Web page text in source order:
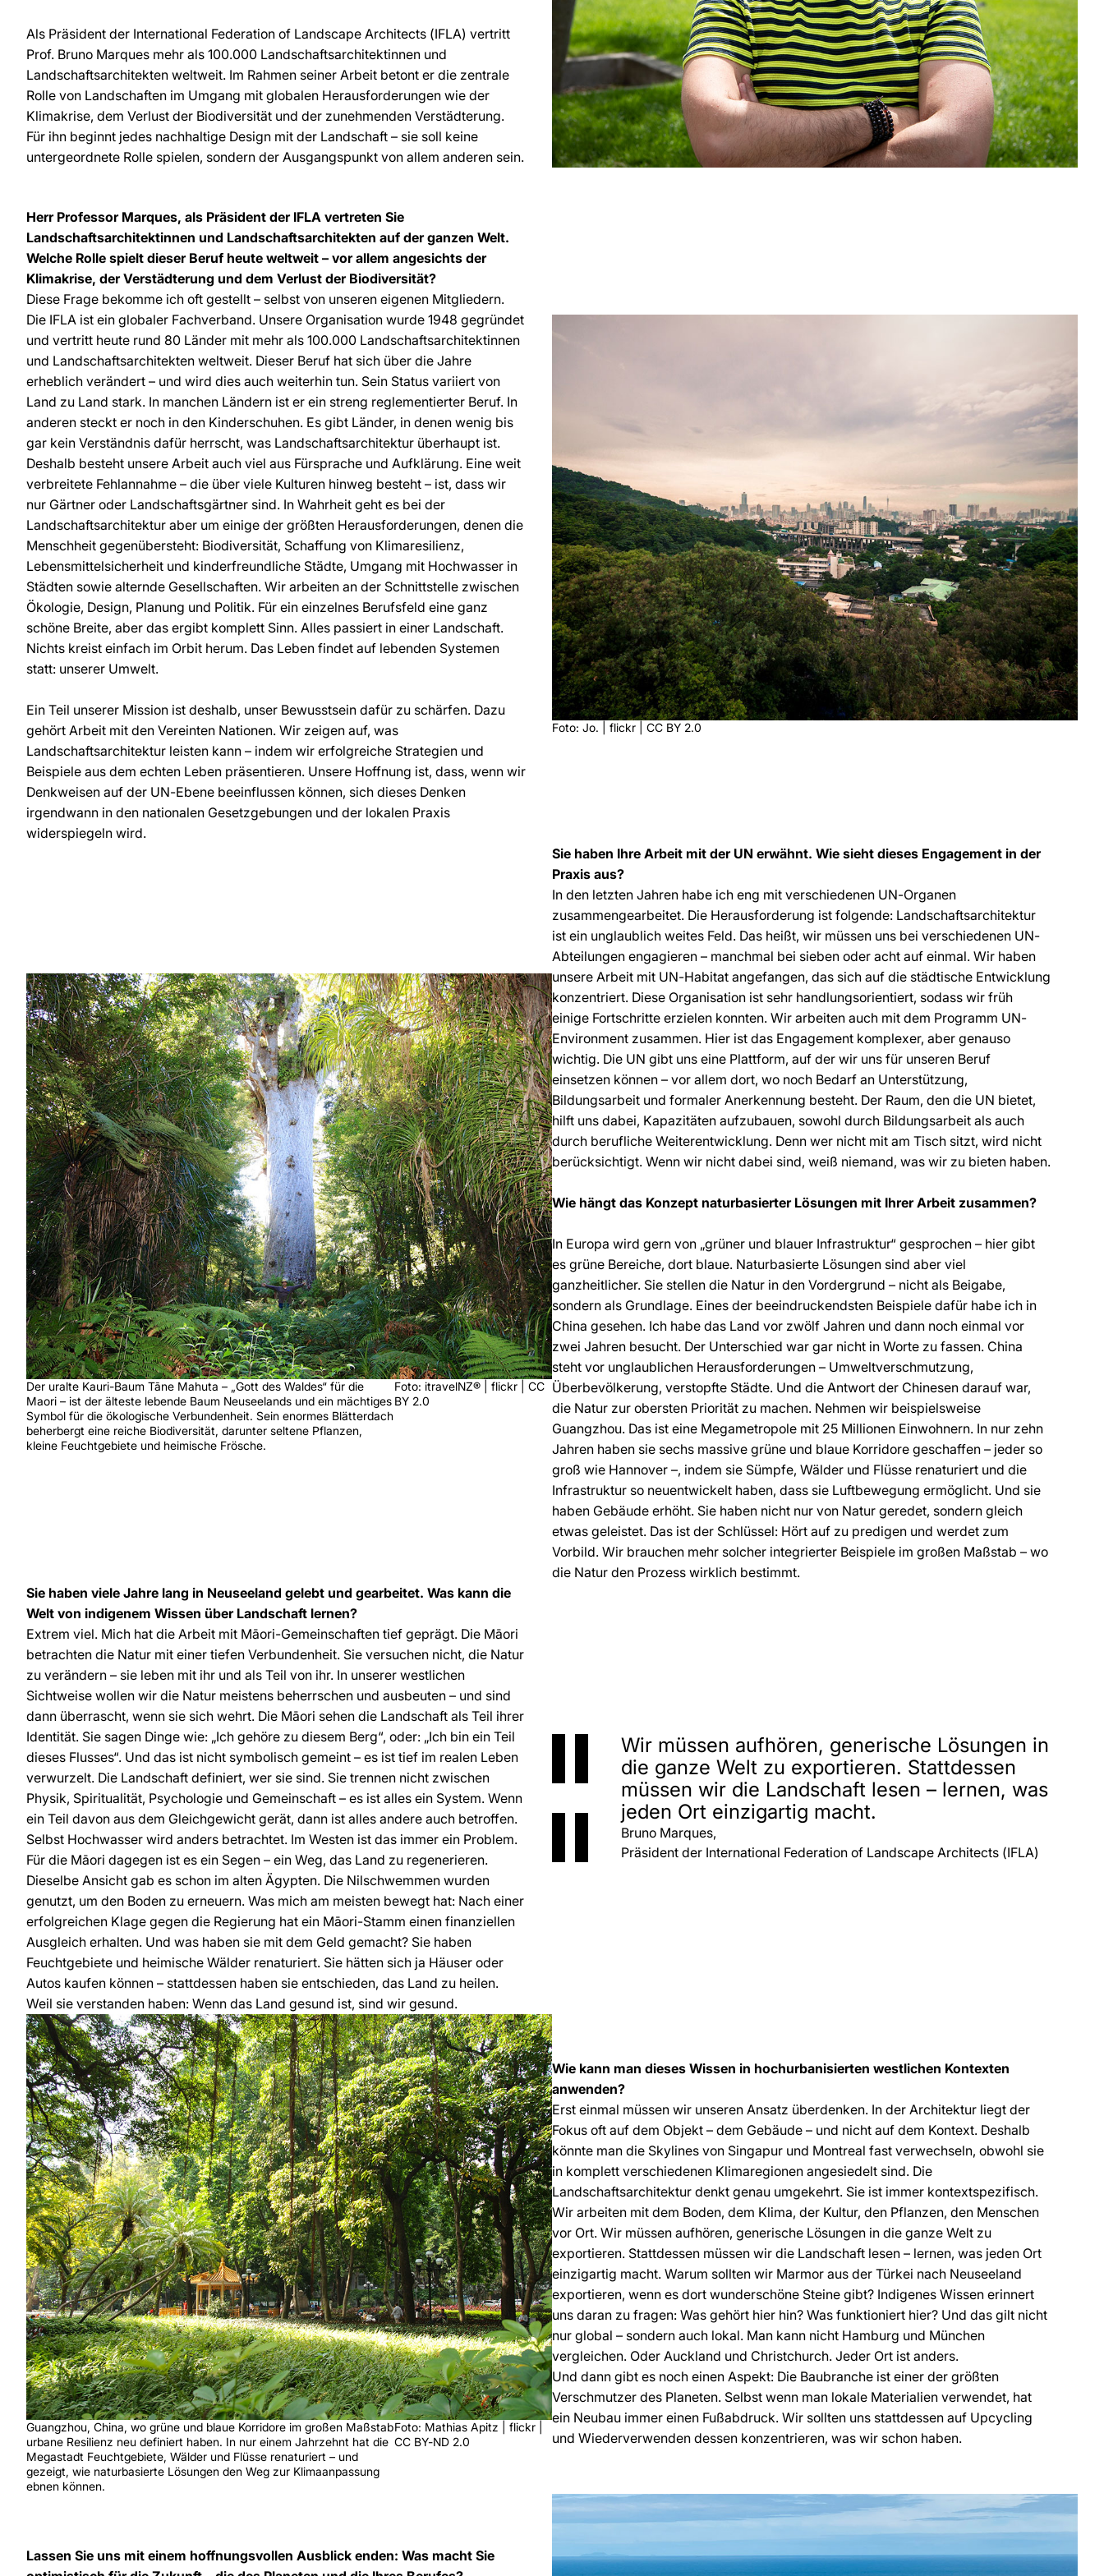
Als Präsident der International Federation of Landscape Architects (IFLA) vertritt
Prof. Bruno Marques mehr als 100.000 Landschaftsarchitektinnen und
Landschaftsarchitekten weltweit. Im Rahmen seiner Arbeit betont er die zentrale
Rolle von Landschaften im Umgang mit globalen Herausforderungen wie der
Klimakrise, dem Verlust der Biodiversität und der zunehmenden Verstädterung.
Für ihn beginnt jedes nachhaltige Design mit der Landschaft – sie soll keine
untergeordnete Rolle spielen, sondern der Ausgangspunkt von allem anderen sein.
Herr Professor Marques, als Präsident der IFLA vertreten Sie
Landschaftsarchitektinnen und Landschaftsarchitekten auf der ganzen Welt.
Welche Rolle spielt dieser Beruf heute weltweit – vor allem angesichts der
Klimakrise, der Verstädterung und dem Verlust der Biodiversität?
Diese Frage bekomme ich oft gestellt – selbst von unseren eigenen Mitgliedern.
Die IFLA ist ein globaler Fachverband. Unsere Organisation wurde 1948 gegründet
und vertritt heute rund 80 Länder mit mehr als 100.000 Landschaftsarchitektinnen
und Landschaftsarchitekten weltweit. Dieser Beruf hat sich über die Jahre
erheblich verändert – und wird dies auch weiterhin tun. Sein Status variiert von
Land zu Land stark. In manchen Ländern ist er ein streng reglementierter Beruf. In
anderen steckt er noch in den Kinderschuhen. Es gibt Länder, in denen wenig bis
gar kein Verständnis dafür herrscht, was Landschaftsarchitektur überhaupt ist.
Deshalb besteht unsere Arbeit auch viel aus Fürsprache und Aufklärung. Eine weit
verbreitete Fehlannahme – die über viele Kulturen hinweg besteht – ist, dass wir
nur Gärtner oder Landschaftsgärtner sind. In Wahrheit geht es bei der
Landschaftsarchitektur aber um einige der größten Herausforderungen, denen die
Menschheit gegenübersteht: Biodiversität, Schaffung von Klimaresilienz,
Lebensmittelsicherheit und kinderfreundliche Städte, Umgang mit Hochwasser in
Städten sowie alternde Gesellschaften. Wir arbeiten an der Schnittstelle zwischen
Ökologie, Design, Planung und Politik. Für ein einzelnes Berufsfeld eine ganz
schöne Breite, aber das ergibt komplett Sinn. Alles passiert in einer Landschaft.
Nichts kreist einfach im Orbit herum. Das Leben findet auf lebenden Systemen
statt: unserer Umwelt.
Ein Teil unserer Mission ist deshalb, unser Bewusstsein dafür zu schärfen. Dazu
gehört Arbeit mit den Vereinten Nationen. Wir zeigen auf, was
Landschaftsarchitektur leisten kann – indem wir erfolgreiche Strategien und
Beispiele aus dem echten Leben präsentieren. Unsere Hoffnung ist, dass, wenn wir
Denkweisen auf der UN-Ebene beeinflussen können, sich dieses Denken
irgendwann in den nationalen Gesetzgebungen und der lokalen Praxis
widerspiegeln wird.
Foto: Jo. | flickr | CC BY 2.0
Der uralte Kauri-Baum Tāne Mahuta – „Gott des Waldes“ für die
Maori – ist der älteste lebende Baum Neuseelands und ein mächtiges
Symbol für die ökologische Verbundenheit. Sein enormes Blätterdach
beherbergt eine reiche Biodiversität, darunter seltene Pflanzen,
kleine Feuchtgebiete und heimische Frösche.
Foto: itravelNZ® | flickr | CC
BY 2.0
Sie haben Ihre Arbeit mit der UN erwähnt. Wie sieht dieses Engagement in der
Praxis aus?
In den letzten Jahren habe ich eng mit verschiedenen UN-Organen
zusammengearbeitet. Die Herausforderung ist folgende: Landschaftsarchitektur
ist ein unglaublich weites Feld. Das heißt, wir müssen uns bei verschiedenen UN-
Abteilungen engagieren – manchmal bei sieben oder acht auf einmal. Wir haben
unsere Arbeit mit UN-Habitat angefangen, das sich auf die städtische Entwicklung
konzentriert. Diese Organisation ist sehr handlungsorientiert, sodass wir früh
einige Fortschritte erzielen konnten. Wir arbeiten auch mit dem Programm UN-
Environment zusammen. Hier ist das Engagement komplexer, aber genauso
wichtig. Die UN gibt uns eine Plattform, auf der wir uns für unseren Beruf
einsetzen können – vor allem dort, wo noch Bedarf an Unterstützung,
Bildungsarbeit und formaler Anerkennung besteht. Der Raum, den die UN bietet,
hilft uns dabei, Kapazitäten aufzubauen, sowohl durch Bildungsarbeit als auch
durch berufliche Weiterentwicklung. Denn wer nicht mit am Tisch sitzt, wird nicht
berücksichtigt. Wenn wir nicht dabei sind, weiß niemand, was wir zu bieten haben.
Wie hängt das Konzept naturbasierter Lösungen mit Ihrer Arbeit zusammen?
In Europa wird gern von „grüner und blauer Infrastruktur“ gesprochen – hier gibt
es grüne Bereiche, dort blaue. Naturbasierte Lösungen sind aber viel
ganzheitlicher. Sie stellen die Natur in den Vordergrund – nicht als Beigabe,
sondern als Grundlage. Eines der beeindruckendsten Beispiele dafür habe ich in
China gesehen. Ich habe das Land vor zwölf Jahren und dann noch einmal vor
zwei Jahren besucht. Der Unterschied war gar nicht in Worte zu fassen. China
steht vor unglaublichen Herausforderungen – Umweltverschmutzung,
Überbevölkerung, verstopfte Städte. Und die Antwort der Chinesen darauf war,
die Natur zur obersten Priorität zu machen. Nehmen wir beispielsweise
Guangzhou. Das ist eine Megametropole mit 25 Millionen Einwohnern. In nur zehn
Jahren haben sie sechs massive grüne und blaue Korridore geschaffen – jeder so
groß wie Hannover –, indem sie Sümpfe, Wälder und Flüsse renaturiert und die
Infrastruktur so neuentwickelt haben, dass sie Luftbewegung ermöglicht. Und sie
haben Gebäude erhöht. Sie haben nicht nur von Natur geredet, sondern gleich
etwas geleistet. Das ist der Schlüssel: Hört auf zu predigen und werdet zum
Vorbild. Wir brauchen mehr solcher integrierter Beispiele im großen Maßstab – wo
die Natur den Prozess wirklich bestimmt.
Sie haben viele Jahre lang in Neuseeland gelebt und gearbeitet. Was kann die
Welt von indigenem Wissen über Landschaft lernen?
Extrem viel. Mich hat die Arbeit mit Māori-Gemeinschaften tief geprägt. Die Māori
betrachten die Natur mit einer tiefen Verbundenheit. Sie versuchen nicht, die Natur
zu verändern – sie leben mit ihr und als Teil von ihr. In unserer westlichen
Sichtweise wollen wir die Natur meistens beherrschen und ausbeuten – und sind
dann überrascht, wenn sie sich wehrt. Die Māori sehen die Landschaft als Teil ihrer
Identität. Sie sagen Dinge wie: „Ich gehöre zu diesem Berg“, oder: „Ich bin ein Teil
dieses Flusses“. Und das ist nicht symbolisch gemeint – es ist tief im realen Leben
verwurzelt. Die Landschaft definiert, wer sie sind. Sie trennen nicht zwischen
Physik, Spiritualität, Psychologie und Gemeinschaft – es ist alles ein System. Wenn
ein Teil davon aus dem Gleichgewicht gerät, dann ist alles andere auch betroffen.
Selbst Hochwasser wird anders betrachtet. Im Westen ist das immer ein Problem.
Für die Māori dagegen ist es ein Segen – ein Weg, das Land zu regenerieren.
Dieselbe Ansicht gab es schon im alten Ägypten. Die Nilschwemmen wurden
genutzt, um den Boden zu erneuern. Was mich am meisten bewegt hat: Nach einer
erfolgreichen Klage gegen die Regierung hat ein Māori-Stamm einen finanziellen
Ausgleich erhalten. Und was haben sie mit dem Geld gemacht? Sie haben
Feuchtgebiete und heimische Wälder renaturiert. Sie hätten sich ja Häuser oder
Autos kaufen können – stattdessen haben sie entschieden, das Land zu heilen.
Weil sie verstanden haben: Wenn das Land gesund ist, sind wir gesund.
Wir müssen aufhören, generische Lösungen in
die ganze Welt zu exportieren. Stattdessen
müssen wir die Landschaft lesen – lernen, was
jeden Ort einzigartig macht.
Bruno Marques,
Präsident der International Federation of Landscape Architects (IFLA)
Guangzhou, China, wo grüne und blaue Korridore im großen Maßstab
urbane Resilienz neu definiert haben. In nur einem Jahrzehnt hat die
Megastadt Feuchtgebiete, Wälder und Flüsse renaturiert – und
gezeigt, wie naturbasierte Lösungen den Weg zur Klimaanpassung
ebnen können.
Foto: Mathias Apitz | flickr |
CC BY-ND 2.0
Wie kann man dieses Wissen in hochurbanisierten westlichen Kontexten
anwenden?
Erst einmal müssen wir unseren Ansatz überdenken. In der Architektur liegt der
Fokus oft auf dem Objekt – dem Gebäude – und nicht auf dem Kontext. Deshalb
könnte man die Skylines von Singapur und Montreal fast verwechseln, obwohl sie
in komplett verschiedenen Klimaregionen angesiedelt sind. Die
Landschaftsarchitektur denkt genau umgekehrt. Sie ist immer kontextspezifisch.
Wir arbeiten mit dem Boden, dem Klima, der Kultur, den Pflanzen, den Menschen
vor Ort. Wir müssen aufhören, generische Lösungen in die ganze Welt zu
exportieren. Stattdessen müssen wir die Landschaft lesen – lernen, was jeden Ort
einzigartig macht. Warum sollten wir Marmor aus der Türkei nach Neuseeland
exportieren, wenn es dort wunderschöne Steine gibt? Indigenes Wissen erinnert
uns daran zu fragen: Was gehört hier hin? Was funktioniert hier? Und das gilt nicht
nur global – sondern auch lokal. Man kann nicht Hamburg und München
vergleichen. Oder Auckland und Christchurch. Jeder Ort ist anders.
Und dann gibt es noch einen Aspekt: Die Baubranche ist einer der größten
Verschmutzer des Planeten. Selbst wenn man lokale Materialien verwendet, hat
ein Neubau immer einen Fußabdruck. Wir sollten uns stattdessen auf Upcycling
und Wiederverwenden dessen konzentrieren, was wir schon haben.
Lassen Sie uns mit einem hoffnungsvollen Ausblick enden: Was macht Sie